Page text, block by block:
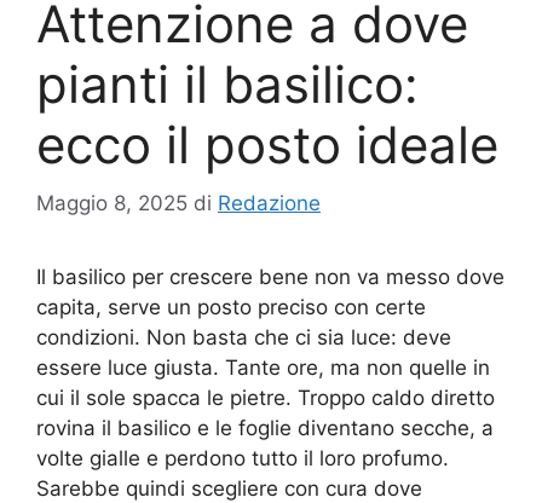
Attenzione a dove
pianti il basilico:
ecco il posto ideale
Maggio 8, 2025 di Redazione
Il basilico per crescere bene non va messo dove
capita, serve un posto preciso con certe
condizioni. Non basta che ci sia luce: deve
essere luce giusta. Tante ore, ma non quelle in
cui il sole spacca le pietre. Troppo caldo diretto
rovina il basilico e le foglie diventano secche, a
volte gialle e perdono tutto il loro profumo.
Sarebbe quindi scegliere con cura dove